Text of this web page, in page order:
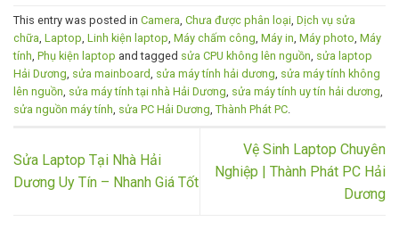
This entry was posted in Camera Chưa được phân loại Dịch vụ sửa
chữa Laptop Linh kiện laptop Máy chấm công Máy in Máy photo Máy
tính Phụ kiện laptop and tagged sửa CPU không lên nguồn sửa laptop
Hải Dương sửa mainboard sửa máy tính hải dương sửa máy tính không
lên nguồn sửa máy tính tại nhà Hải Dương sửa máy tính uy tín hải dương
sửa nguồn máy tính sửa PC Hải Dương Thành Phát PC
Sửa Laptop Tại Nhà Hải
Dương Uy Tín – Nhanh Giá Tốt
Vệ Sinh Laptop Chuyên
Nghiệp | Thành Phát PC Hải
Dương